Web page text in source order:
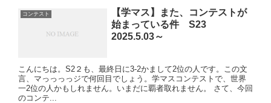
コンテスト
【学マス】また、コンテストが
始まっている件 S23
2025.5.03～
こんにちは。S2２も、最終日に3-2かまして2位の人です。この文
言、マっっっっジで何回目でしょう。学マスコンテストで、世界
一2位の人かもしれません。いまだに覇者取れません。 さて、今回
のコンテ...